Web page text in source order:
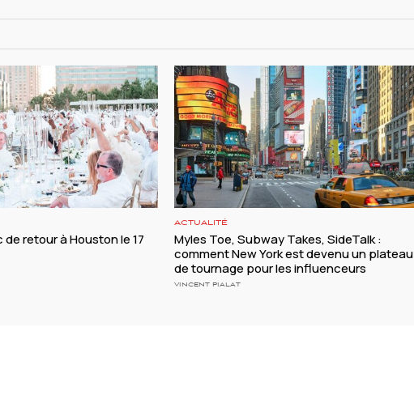
de retour à Houston le 17
ACTUALITÉ
Myles Toe, Subway Takes, SideTalk :
comment New York est devenu un plateau
de tournage pour les influenceurs
VINCENT PIALAT